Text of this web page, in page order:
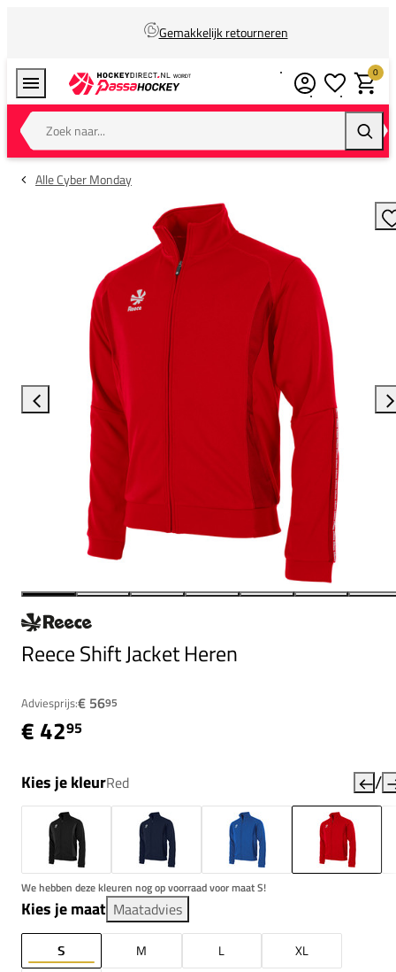
Gemakkelijk retourneren
Zoek naar...
0
Alle Cyber Monday
Reece Shift Jacket Heren
Adviesprijs:€ 5695
€ 4295
Kies je kleurRed /
We hebben deze kleuren nog op voorraad voor maat S!
Kies je maat Maatadvies
S M L
XL